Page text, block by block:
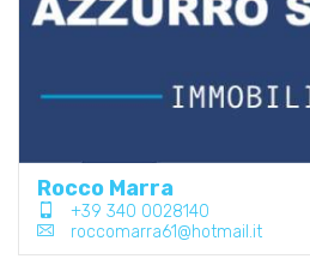
Rocco Marra
+39 340 0028140
roccomarra61@hotmail.it